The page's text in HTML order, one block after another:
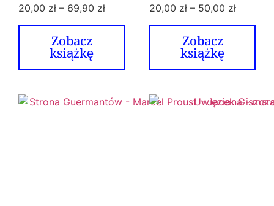
20,00 zł – 69,90 zł
Zobacz
książkę
20,00 zł – 50,00 zł
Zobacz
książkę